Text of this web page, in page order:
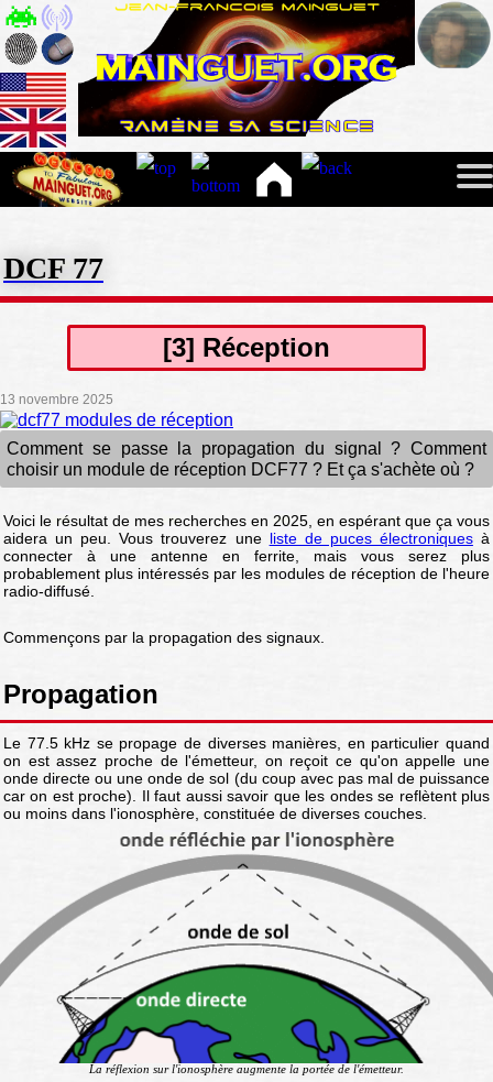
DCF 77
[3] Réception
13 novembre 2025
Comment se passe la propagation du signal ? Comment
choisir un module de réception DCF77 ? Et ça s'achète où ?
Voici le résultat de mes recherches en 2025, en espérant que ça vous
aidera un peu. Vous trouverez une liste de puces électroniquesà
connecter à une antenne en ferrite, mais vous serez plus
probablement plus intéressés par les modules de réception de l'heure
radio-diffusé.
Commençons par la propagation des signaux.
Propagation
Le 77.5 kHz se propage de diverses manières, en particulier quand
on est assez proche de l'émetteur, on reçoit ce qu'on appelle une
onde directe ou une onde de sol (du coup avec pas mal de puissance
car on est proche). Il faut aussi savoir que les ondes se reflètent plus
ou moins dans l'ionosphère, constituée de diverses couches.
La réflexion sur l'ionosphère augmente la portée de l'émetteur.